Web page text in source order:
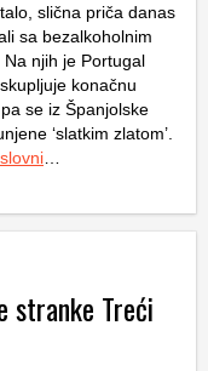
slična priča danas
sa bezalkoholnim
njih je Portugal
konačnu
se iz Španjolske
‘slatkim zlatom’.
stranke Treći